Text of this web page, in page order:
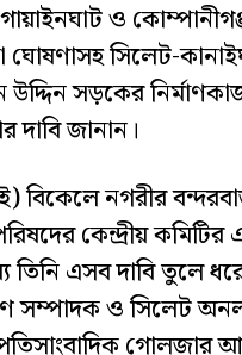
ও
সিলেট-
উদ্দিন সড়কের
দাবি জানান।
বিকেলে নগরীর
কেন্দ্রীয়
তিনি এসব দাবি তুলে
সম্পাদক ও সিলেট
গোলজার